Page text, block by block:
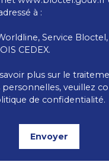
à :
Service Bloctel,
CEDEX.
plus sur le
personnelles, veuillez
de confidentialité.
Envoyer